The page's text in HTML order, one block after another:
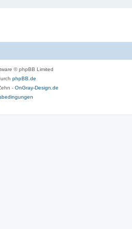
© phpBB Limited
phpBB.de
- OnGray-Design.de